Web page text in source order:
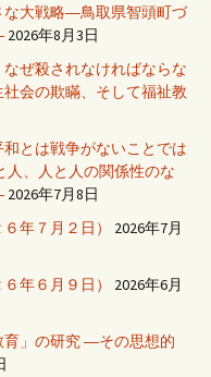
な大戦略―鳥取県智頭町づ
2026年8月3日
ぜ殺されなければならな
会の欺瞞、そして福祉教
とは戦争がないことでは
、人と人の関係性のな
2026年7月8日
年７月２日）
2026年7月
年６月９日）
2026年6月
」の研究 ―その思想的